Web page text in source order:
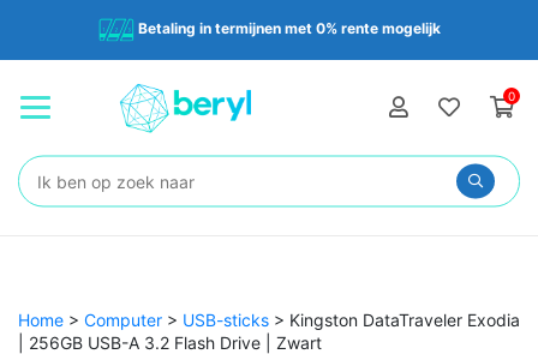
Betaling in termijnen met 0% rente mogelijk
0
Zoeken:
Home > Computer > USB-sticks > Kingston DataTraveler Exodia
| 256GB USB-A 3.2 Flash Drive | Zwart